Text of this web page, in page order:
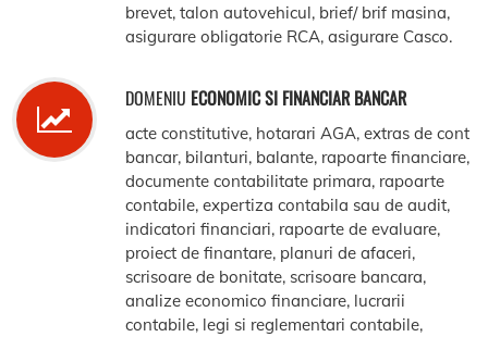
brevet, talon autovehicul, brief/ brif masina,
asigurare obligatorie RCA, asigurare Casco.
DOMENIU ECONOMIC SI FINANCIAR BANCAR
acte constitutive, hotarari AGA, extras de cont
bancar, bilanturi, balante, rapoarte financiare,
documente contabilitate primara, rapoarte
contabile, expertiza contabila sau de audit,
indicatori financiari, rapoarte de evaluare,
proiect de finantare, planuri de afaceri,
scrisoare de bonitate, scrisoare bancara,
analize economico financiare, lucrarii
contabile, legi si reglementari contabile,